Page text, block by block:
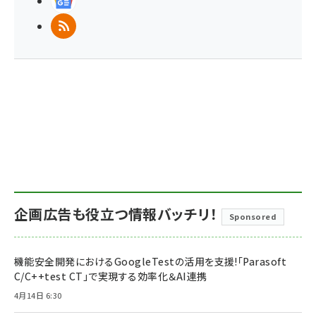
RSS
企画広告も役立つ情報バッチリ！ Sponsored
機能安全開発におけるGoogleTestの活用を支援!「Parasoft
C/C++test CT」で実現する効率化＆AI連携
4月14日 6:30